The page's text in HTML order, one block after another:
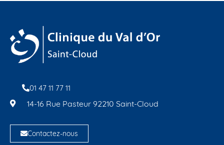
01 47 11 77 11
14-16 Rue Pasteur 92210 Saint-Cloud
Contactez-nous